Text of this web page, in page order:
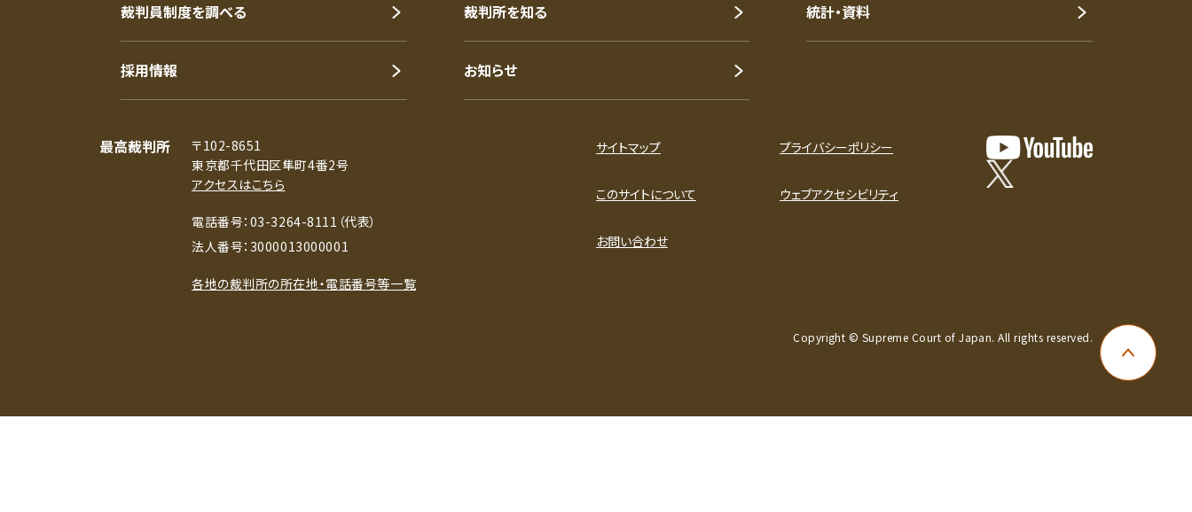
ページ上
裁判員制度を調べる 裁判所を知る 統計・資料
採用情報 お知らせ
最高裁判所
〒102-8651
東京都千代田区隼町4番2号
アクセスはこちら
電話番号：03-3264-8111（代表）
法人番号：3000013000001
各地の裁判所の所在地・電話番号等一覧
サイトマップ プライバシーポリシー
このサイトについて ウェブアクセシビリティ
お問い合わせ
Copyright © Supreme Court of Japan. All rights reserved.